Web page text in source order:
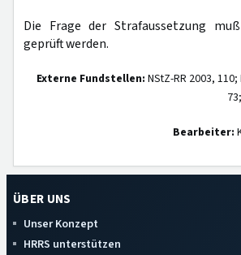
Die Frage der Strafaussetzung
geprüft werden.
Externe Fundstellen: NStZ-RR 2003, 110;
Bearbeiter:
ÜBER UNS
Unser Konzept
HRRS unterstützen